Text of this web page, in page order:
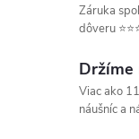
Záruka
dôveru
Viac ako
náušníc a